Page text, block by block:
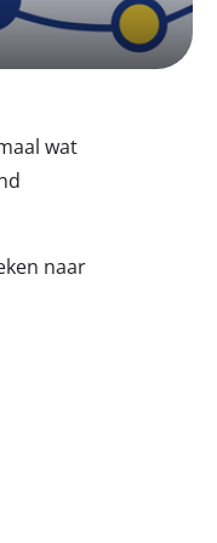
wat
naar